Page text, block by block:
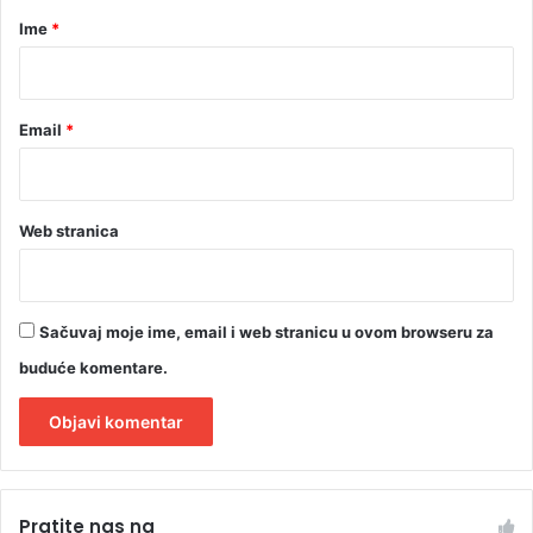
”
rIme *
Email *
Web stranica
Sačuvaj moje ime, email i web stranicu u ovom browseru za
buduće komentare.
Pratite nas na